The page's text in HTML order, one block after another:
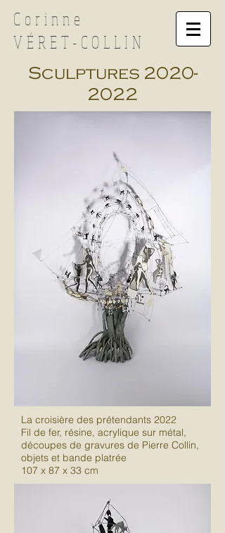
Corinne
VÉRET-COLLIN
Sculptures 2020-
2022
La croisière des prétendants 2022
Fil de fer, résine, acrylique sur métal,
découpes de gravures de Pierre Collin,
objets et bande platrée
107 x 87 x 33 cm